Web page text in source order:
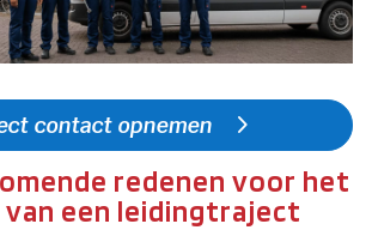
contact opnemen
redenen voor het
een leidingtraject